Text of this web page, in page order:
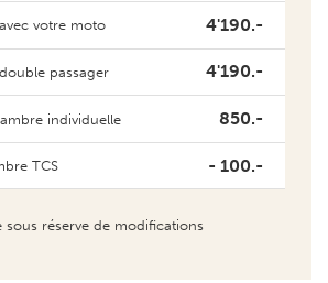
votre moto 4'190.-
passager 4'190.-
individuelle 850.-
TCS - 100.-
sous réserve de modifications